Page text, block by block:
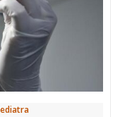
respuestas